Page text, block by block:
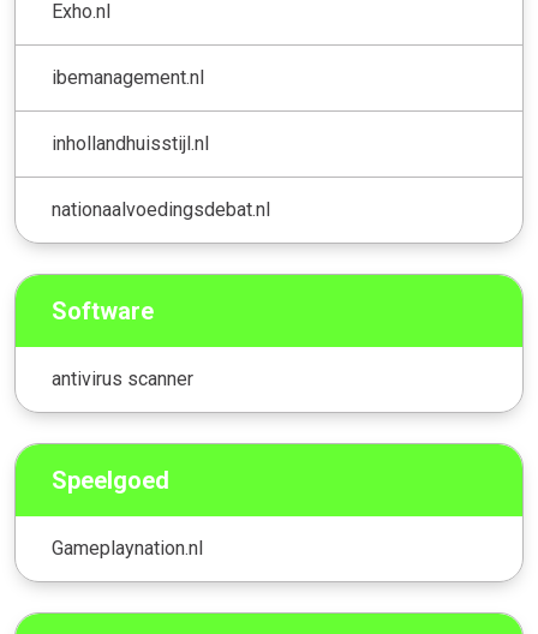
Exho.nl
ibemanagement.nl
inhollandhuisstijl.nl
nationaalvoedingsdebat.nl
Software
antivirus scanner
Speelgoed
Gameplaynation.nl